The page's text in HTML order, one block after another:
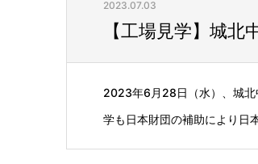
2023.07.03
【工場見学】城
2023年6月28日（水）、城北
学も日本財団の補助により日